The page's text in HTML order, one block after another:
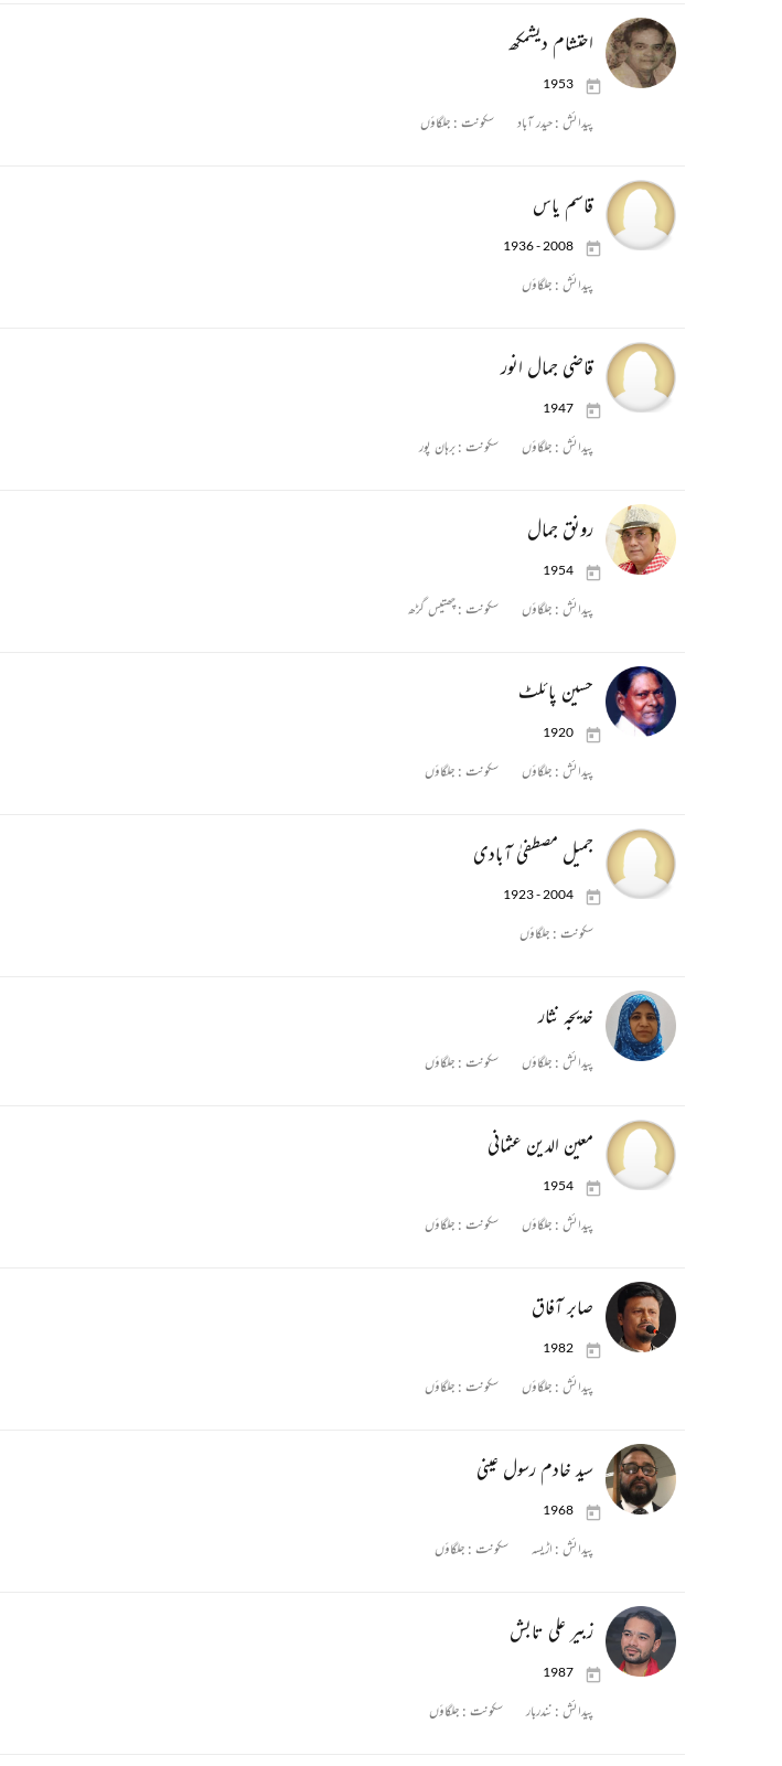
احتشام دیشمکھ
1953
پیدائش :حیدر آباد سکونت : جلگاؤں
قاسم یاس
1936 - 2008
پیدائش : جلگاؤں
قاضی جمال انور
1947
پیدائش : جلگاؤں سکونت :برہان پور
رونق جمال
1954
پیدائش : جلگاؤں سکونت :چھتیس گڑھ
حسین پائلٹ
1920
پیدائش : جلگاؤں سکونت : جلگاؤں
جمیل مصطفیٰ آبادی
1923 - 2004
سکونت : جلگاؤں
خدیجہ نثار
پیدائش : جلگاؤں سکونت : جلگاؤں
معین الدین عثمانی
1954
پیدائش : جلگاؤں سکونت : جلگاؤں
صابر آفاق
1982
پیدائش : جلگاؤں سکونت : جلگاؤں
سید خادم رسول عینی
1968
پیدائش : اڑیسہ سکونت : جلگاؤں
زبیر علی تابش
1987
پیدائش : نندربار سکونت : جلگاؤں